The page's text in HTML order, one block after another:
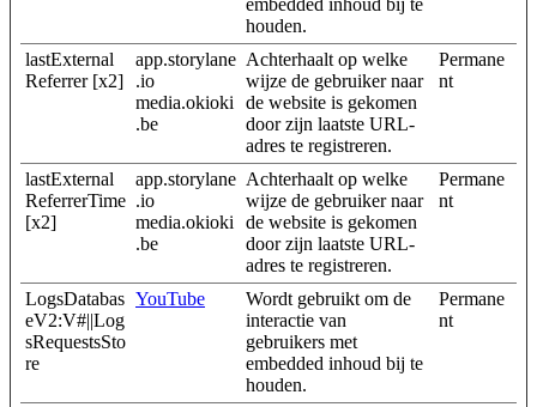
embedded inhoud bij te
houden.
lastExternal
Referrer [x2]
app.storylane
.io
media.okioki
.be
Achterhaalt op welke
wijze de gebruiker naar
de website is gekomen
door zijn laatste URL-
adres te registreren.
Permane
nt
lastExternal
ReferrerTime
[x2]
app.storylane
.io
media.okioki
.be
Achterhaalt op welke
wijze de gebruiker naar
de website is gekomen
door zijn laatste URL-
adres te registreren.
Permane
nt
LogsDatabas
eV2:V#||Log
sRequestsSto
re
YouTube
Wordt gebruikt om de
interactie van
gebruikers met
embedded inhoud bij te
houden.
Permane
nt